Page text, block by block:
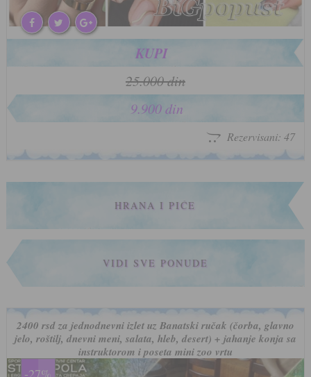
KUPI
25.000 din
9.900 din
Rezervisani: 47
HRANA I PIĆE
VIDI SVE PONUDE
2400 rsd za jednodnevni izlet uz Banatski ručak (čorba, glavno
jelo, roštilj, dnevni meni, salata, hleb, desert) + jahanje konja sa
instruktorom i poseta mini zoo vrtu